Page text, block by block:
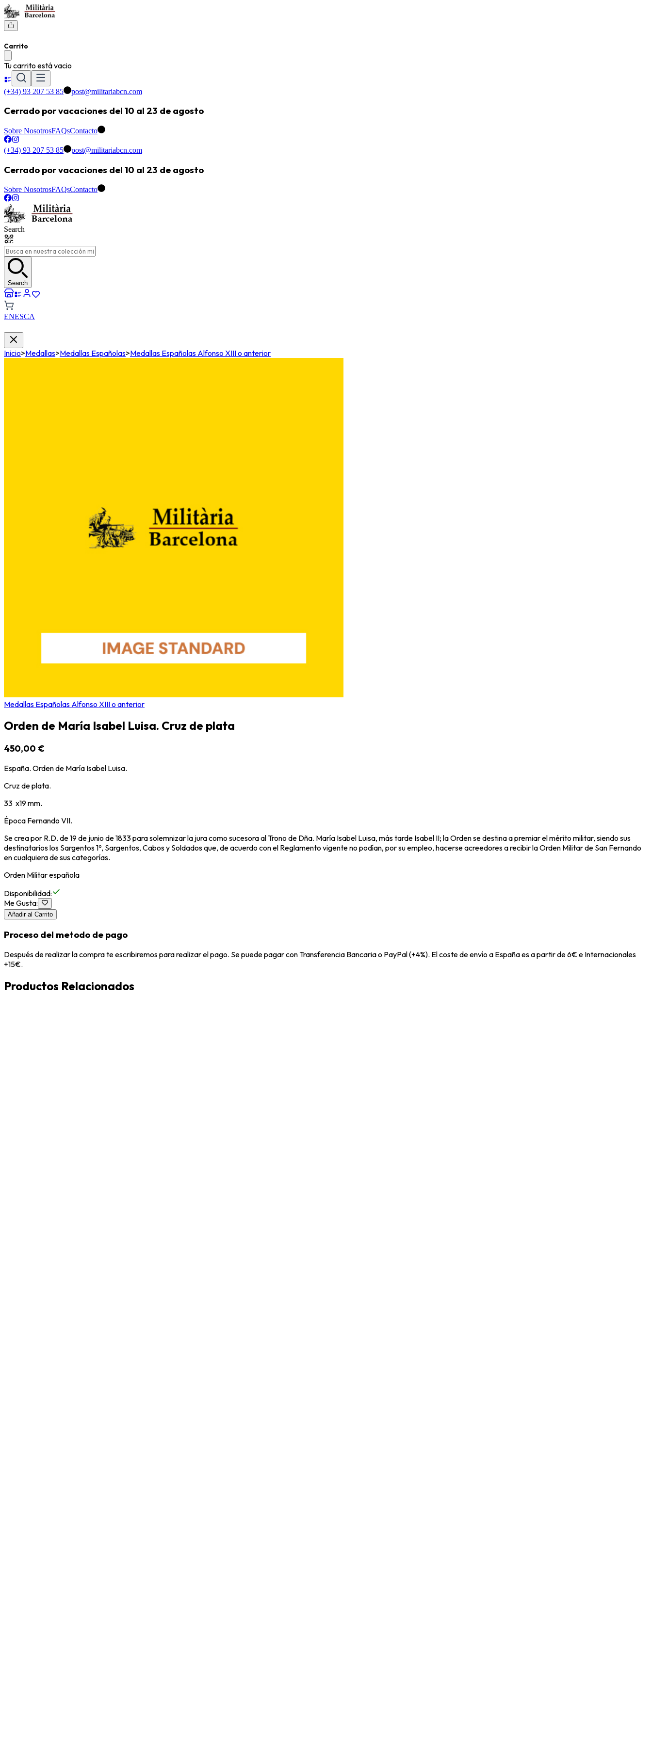
Carrito
Tu carrito está vacio
(+34) 93 207 53 85 post@militariabcn.com
Cerrado por vacaciones del 10 al 23 de agosto
Sobre NosotrosFAQsContacto
(+34) 93 207 53 85 post@militariabcn.com
Cerrado por vacaciones del 10 al 23 de agosto
Sobre NosotrosFAQsContacto
Search
Search
ENESCA
Inicio>Medallas>Medallas Españolas>Medallas Españolas Alfonso XIII o anterior
Medallas Españolas Alfonso XIII o anterior
Orden de María Isabel Luisa. Cruz de plata
450,00 €
España. Orden de María Isabel Luisa.
Cruz de plata.
33 x19 mm.
Época Fernando VII.
Se crea por R.D. de 19 de junio de 1833 para solemnizar la jura como sucesora al Trono de Dña. María Isabel Luisa, más tarde Isabel II; la Orden se destina a premiar el mérito militar, siendo sus
destinatarios los Sargentos 1º, Sargentos, Cabos y Soldados que, de acuerdo con el Reglamento vigente no podían, por su empleo, hacerse acreedores a recibir la Orden Militar de San Fernando
en cualquiera de sus categorías.
Orden Militar española
Disponibilidad:
Me Gusta:
Añadir al Carrito
Proceso del metodo de pago
Después de realizar la compra te escribiremos para realizar el pago. Se puede pagar con Transferencia Bancaria o PayPal (+4%). El coste de envío a España es a partir de 6€ e Internacionales
+15€.
Productos Relacionados